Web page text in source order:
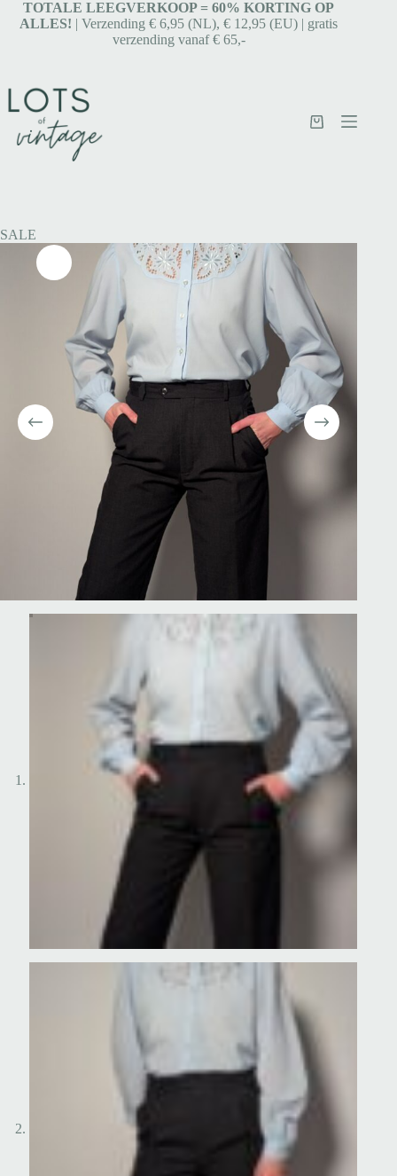
TOTALE LEEGVERKOOP = 60% KORTING OP
ALLES! | Verzending € 6,95 (NL), € 12,95 (EU) | gratis
verzending vanaf € 65,-
SALE